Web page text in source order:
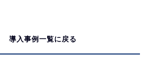
導入事例一覧に戻る